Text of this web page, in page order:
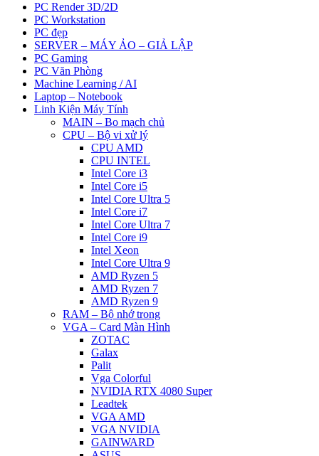
PC Render 3D/2D
PC Workstation
PC đẹp
SERVER – MÁY ẢO – GIẢ LẬP
PC Gaming
PC Văn Phòng
Machine Learning / AI
Laptop – Notebook
Linh Kiện Máy Tính
MAIN – Bo mạch chủ
CPU – Bộ vi xử lý
CPU AMD
CPU INTEL
Intel Core i3
Intel Core i5
Intel Core Ultra 5
Intel Core i7
Intel Core Ultra 7
Intel Core i9
Intel Xeon
Intel Core Ultra 9
AMD Ryzen 5
AMD Ryzen 7
AMD Ryzen 9
RAM – Bộ nhớ trong
VGA – Card Màn Hình
ZOTAC
Galax
Palit
Vga Colorful
NVIDIA RTX 4080 Super
Leadtek
VGA AMD
VGA NVIDIA
GAINWARD